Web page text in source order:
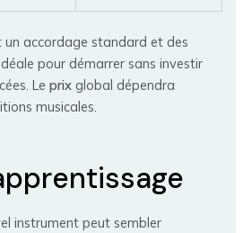
un accordage standard et des
pour démarrer sans investir
Leprix global dépendra
musicales.
instrument peut sembler